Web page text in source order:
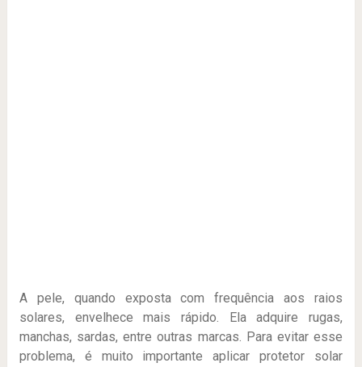
A pele, quando exposta com frequência aos raios
solares, envelhece mais rápido. Ela adquire rugas,
manchas, sardas, entre outras marcas. Para evitar esse
problema, é muito importante aplicar protetor solar